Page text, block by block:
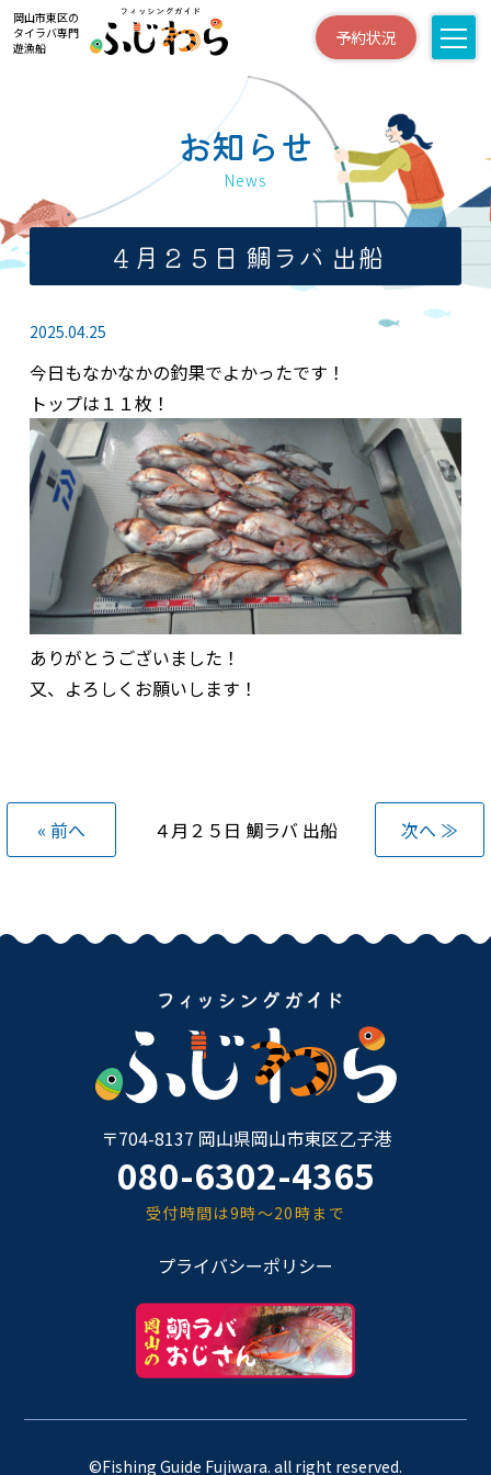
岡山市東区の
タイラバ専門
遊漁船
予約状況
お知らせ
News
４月２５日 鯛ラバ 出船
2025.04.25
今日もなかなかの釣果でよかったです！
トップは１１枚！
ありがとうございました！
又、よろしくお願いします！
« 前へ ４月２５日 鯛ラバ 出船 次へ ≫
〒704-8137 岡山県岡山市東区乙子港
080-6302-4365
受付時間は9時～20時まで
プライバシーポリシー
©Fishing Guide Fujiwara. all right reserved.